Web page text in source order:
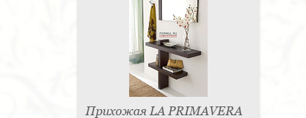
Прихожая LA PRIMAVERA